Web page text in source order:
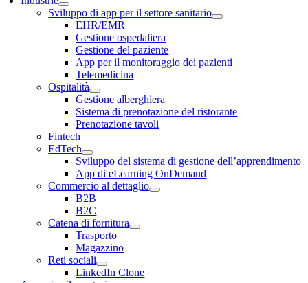
Sviluppo di app per il settore sanitario
EHR/EMR
Gestione ospedaliera
Gestione del paziente
App per il monitoraggio dei pazienti
Telemedicina
Ospitalità
Gestione alberghiera
Sistema di prenotazione del ristorante
Prenotazione tavoli
Fintech
EdTech
Sviluppo del sistema di gestione dell’apprendimento
App di eLearning OnDemand
Commercio al dettaglio
B2B
B2C
Catena di fornitura
Trasporto
Magazzino
Reti sociali
LinkedIn Clone